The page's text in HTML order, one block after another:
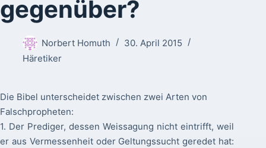
gegenüber?
Norbert Homuth
30. April 2015
Häretiker
Die Bibel unterscheidet zwischen zwei Arten von
Falschpropheten:
1. Der Prediger, dessen Weissagung nicht eintrifft, weil
er aus Vermessenheit oder Geltungssucht geredet hat: